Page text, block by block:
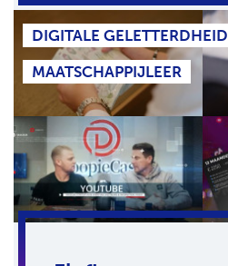
DIGITALE GELETTERDHEID
MAATSCHAPPIJLEER